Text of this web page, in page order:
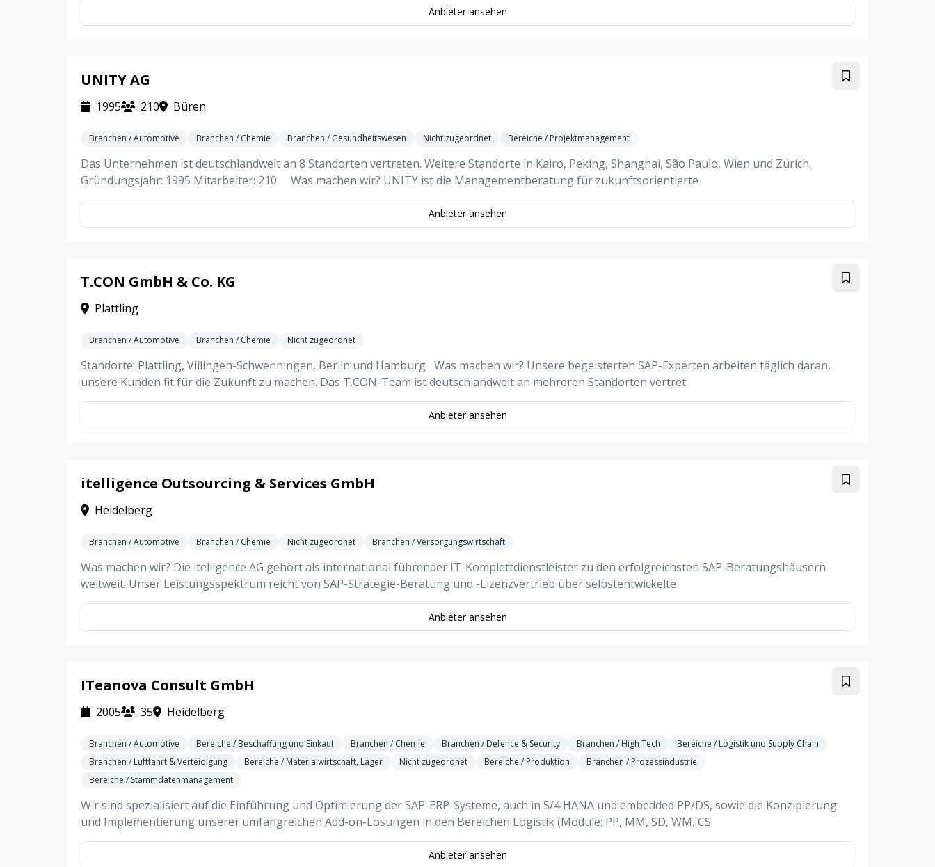
Anbieter ansehen
UNITY AG
1995 210 Büren
Branchen / Automotive Branchen / Chemie Branchen / Gesundheitswesen Nicht zugeordnet Bereiche / Projektmanagement
Das Unternehmen ist deutschlandweit an 8 Standorten vertreten. Weitere Standorte in Kairo, Peking, Shanghai, São Paulo, Wien und Zürich.
Gründungsjahr: 1995 Mitarbeiter: 210 Was machen wir? UNITY ist die Managementberatung für zukunftsorientierte
Anbieter ansehen
T.CON GmbH & Co. KG
Plattling
Branchen / Automotive Branchen / Chemie Nicht zugeordnet
Standorte: Plattling, Villingen-Schwenningen, Berlin und Hamburg Was machen wir? Unsere begeisterten SAP-Experten arbeiten täglich daran,
unsere Kunden fit für die Zukunft zu machen. Das T.CON-Team ist deutschlandweit an mehreren Standorten vertret
Anbieter ansehen
itelligence Outsourcing & Services GmbH
Heidelberg
Branchen / Automotive Branchen / Chemie Nicht zugeordnet Branchen / Versorgungswirtschaft
Was machen wir? Die itelligence AG gehört als international führender IT-Komplettdienstleister zu den erfolgreichsten SAP-Beratungshäusern
weltweit. Unser Leistungsspektrum reicht von SAP-Strategie-Beratung und -Lizenzvertrieb über selbstentwickelte
Anbieter ansehen
ITeanova Consult GmbH
2005 35 Heidelberg
Branchen / Automotive Bereiche / Beschaffung und Einkauf Branchen / Chemie Branchen / Defence & Security Branchen / High Tech
Bereiche / Logistik und Supply Chain
Branchen / Luftfahrt & Verteidigung
Bereiche / Materialwirtschaft, Lager Nicht zugeordnet Bereiche / Produktion
Branchen / Prozessindustrie
Bereiche / Stammdatenmanagement
Wir sind spezialisiert auf die Einführung und Optimierung der SAP-ERP-Systeme, auch in S/4 HANA und embedded PP/DS, sowie die Konzipierung
und Implementierung unserer umfangreichen Add-on-Lösungen in den Bereichen Logistik (Module: PP, MM, SD, WM, CS
Anbieter ansehen